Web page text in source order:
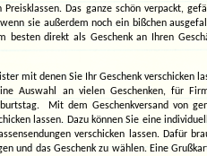
doch
?
Genau
ein
Geschenke.
Preisklassen. Das ganze schön verpackt,
sie außerdem noch ein bißchen
besten direkt als Geschenk an Ihren
mit denen Sie Ihr Geschenk verschicken
Auswahl an vielen Geschenken, für
Mit dem Geschenkversand von
lassen. Dazu können Sie eine
verschicken lassen. Dafür
und das Geschenk zu wählen. Eine